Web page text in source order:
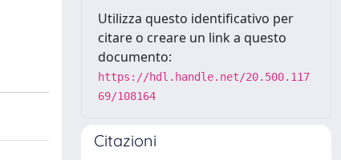
Utilizza questo identificativo per
citare o creare un link a questo
documento:
https://hdl.handle.net/20.500.117
69/108164
Citazioni